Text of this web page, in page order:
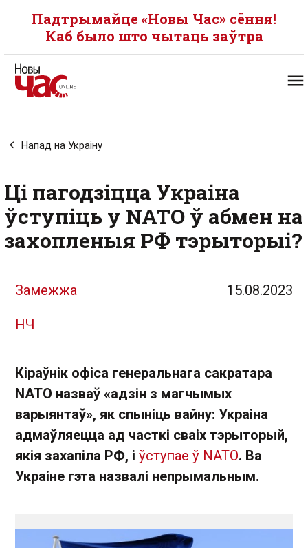
Падтрымайце «Новы Час» сёння!
Каб было што чытаць заўтра
Напад на Украіну
Ці пагодзіцца Украіна
ўступіць у NATO ў абмен на
захопленыя РФ тэрыторыі?
Замежжа 15.08.2023
НЧ
Кіраўнік офіса генеральнага сакратара
NATO назваў «адзін з магчымых
варыянтаў», як спыніць вайну: Украіна
адмаўляецца ад часткі сваіх тэрыторый,
якія захапіла РФ, і ўступае ў NATO. Ва
Украіне гэта назвалі непрымальным.